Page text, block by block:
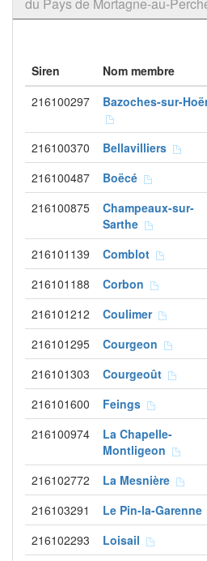
Siren Nom membre
216100297
Bazoches-sur-
216100370 Bellavilliers
216100487 Boëcé
216100875
Champeaux-sur-
Sarthe
216101139 Comblot
216101188 Corbon
216101212 Coulimer
216101295 Courgeon
216101303 Courgeoût
216101600 Feings
216100974
La Chapelle-
Montligeon
216102772 La Mesnière
216103291 Le Pin-la-Garenne
216102293 Loisail